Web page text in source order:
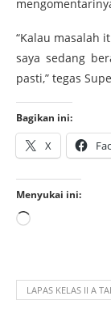
“Kalau masalah
saya sedang
pasti,” tegas
Bagikan ini:
X
Menyukai ini:
LAPAS KELAS II A